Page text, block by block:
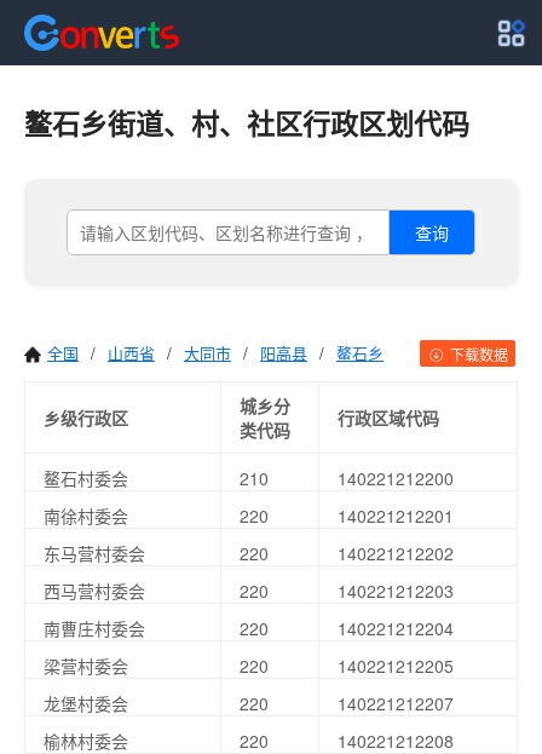
鳌石乡街道、村、社区行政区划代码
查询
全国 / 山西省 / 大同市 / 阳高县 / 鳌石乡 下载数据
乡级行政区
城乡分
类代码
行政区域代码
鳌石村委会 210
140221212200
南徐村委会
220
140221212201
东马营村委会
220
140221212202
西马营村委会
220
140221212203
南曹庄村委会
220
140221212204
梁营村委会
220
140221212205
龙堡村委会
220
140221212207
榆林村委会
220
140221212208